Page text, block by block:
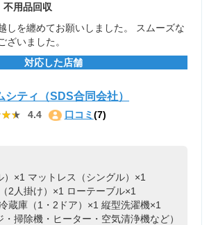
用品回収
しを纏めてお願いしました。 スムーズな
ざいました。
対応した店舗
シティ（SDS合同会社）
4.4 口コミ (7)
）×1 マットレス（シングル）×1
2人掛け）×1 ローテーブル×1
蔵庫（1・2ドア）×1 縦型洗濯機×1
掃除機・ヒーター・空気清浄機など）